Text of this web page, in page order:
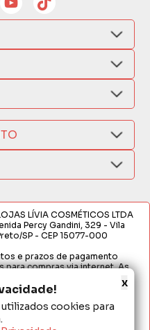
cookies para
x
LÍVIA COSMÉTICOS LTDA
Percy Gandini, 329 - Vila
SP - CEP 15077-000
e prazos de pagamento
para compras via internet. As
parcial sem nossa autorização.
no site, o valor válido é o do
condições de pagamento